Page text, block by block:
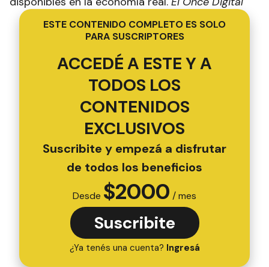
ESTE CONTENIDO COMPLETO ES SOLO
PARA SUSCRIPTORES
ACCEDÉ A ESTE Y A
TODOS LOS
CONTENIDOS
EXCLUSIVOS
Suscribite y empezá a disfrutar
de todos los beneficios
Desde $2000 / mes
Suscribite
¿Ya tenés una cuenta? Ingresá